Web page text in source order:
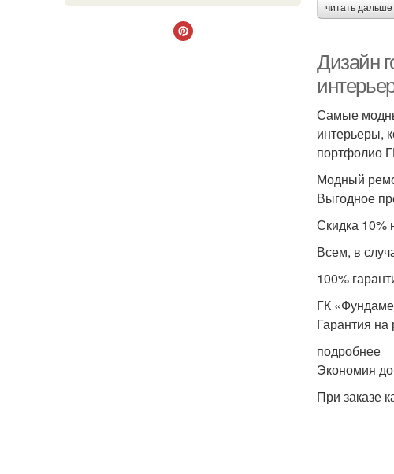
читать
Дизайн
Самые
интерьеры,
портфолио
Модный
Выгодное
Скидка 10%
Всем, в
100%
ГК
Гарантия на
подробнее
Экономия
При заказе